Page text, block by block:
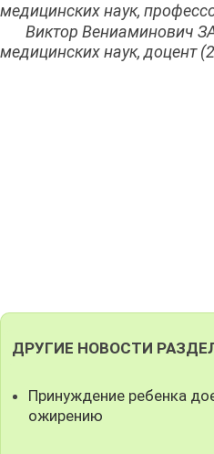
медицинских наук,
Виктор Вениаминович
медицинских наук, доцент
ДРУГИЕ НОВОСТИ
Принуждение ребенка
ожирению